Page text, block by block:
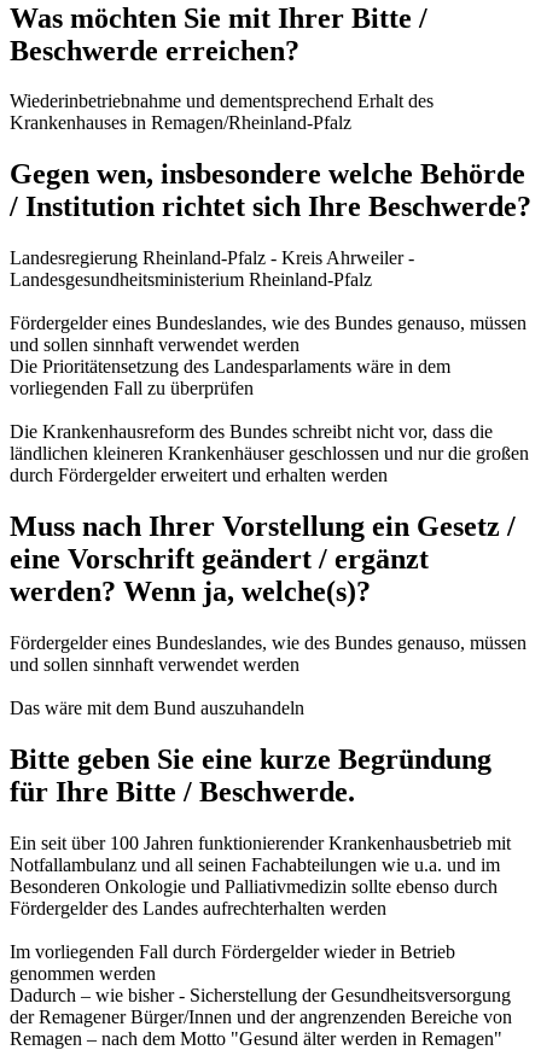
Was möchten Sie mit Ihrer Bitte /
Beschwerde erreichen?
Wiederinbetriebnahme und dementsprechend Erhalt des
Krankenhauses in Remagen/Rheinland-Pfalz
Gegen wen, insbesondere welche Behörde
/ Institution richtet sich Ihre Beschwerde?
Landesregierung Rheinland-Pfalz - Kreis Ahrweiler -
Landesgesundheitsministerium Rheinland-Pfalz
Fördergelder eines Bundeslandes, wie des Bundes genauso, müssen
und sollen sinnhaft verwendet werden
Die Prioritätensetzung des Landesparlaments wäre in dem
vorliegenden Fall zu überprüfen
Die Krankenhausreform des Bundes schreibt nicht vor, dass die
ländlichen kleineren Krankenhäuser geschlossen und nur die großen
durch Fördergelder erweitert und erhalten werden
Muss nach Ihrer Vorstellung ein Gesetz /
eine Vorschrift geändert / ergänzt
werden? Wenn ja, welche(s)?
Fördergelder eines Bundeslandes, wie des Bundes genauso, müssen
und sollen sinnhaft verwendet werden
Das wäre mit dem Bund auszuhandeln
Bitte geben Sie eine kurze Begründung
für Ihre Bitte / Beschwerde.
Ein seit über 100 Jahren funktionierender Krankenhausbetrieb mit
Notfallambulanz und all seinen Fachabteilungen wie u.a. und im
Besonderen Onkologie und Palliativmedizin sollte ebenso durch
Fördergelder des Landes aufrechterhalten werden
Im vorliegenden Fall durch Fördergelder wieder in Betrieb
genommen werden
Dadurch – wie bisher - Sicherstellung der Gesundheitsversorgung
der Remagener Bürger/Innen und der angrenzenden Bereiche von
Remagen – nach dem Motto "Gesund älter werden in Remagen"